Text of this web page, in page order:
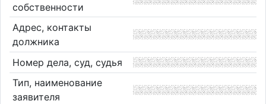
собственности
Адрес, контакты
должника
Номер дела, суд, судья
Тип, наименование
заявителя